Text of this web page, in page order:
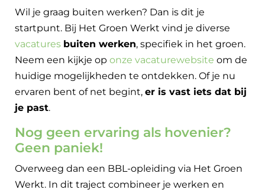
Wil je graag buiten werken? Dan is dit je
startpunt. Bij Het Groen Werkt vind je diverse
vacatures buiten werken, specifiek in het groen.
Neem een kijkje op onze vacaturewebsite om de
huidige mogelijkheden te ontdekken. Of je nu
ervaren bent of net begint, er is vast iets dat bij
je past.
Nog geen ervaring als hovenier?
Geen paniek!
Overweeg dan een BBL-opleiding via Het Groen
Werkt. In dit traject combineer je werken en